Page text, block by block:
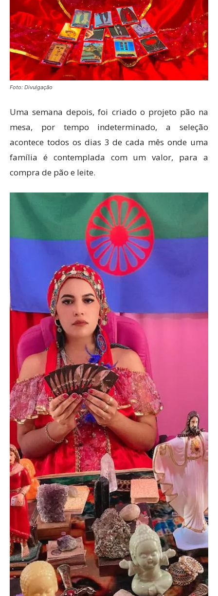
Foto: Divulgação
Uma semana depois, foi criado o projeto pão na
mesa, por tempo indeterminado, a seleção
acontece todos os dias 3 de cada mês onde uma
família é contemplada com um valor, para a
compra de pão e leite.